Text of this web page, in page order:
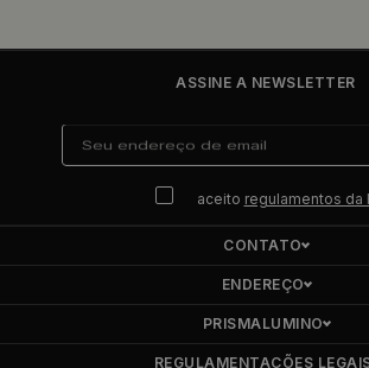
ASSINE A NEWSLETTER
aceito regulamentos da
CONTATO
ENDEREÇO
PRISMALUMINO
REGULAMENTAÇÕES